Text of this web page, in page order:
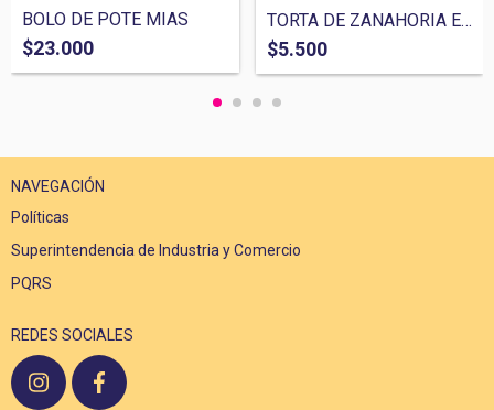
BOLO DE POTE MIAS
$23.000
TORTA DE ZANAHORIA ENDULZADA CON STEVIA,...
$5.500
NAVEGACIÓN
Políticas
Superintendencia de Industria y Comercio
PQRS
REDES SOCIALES